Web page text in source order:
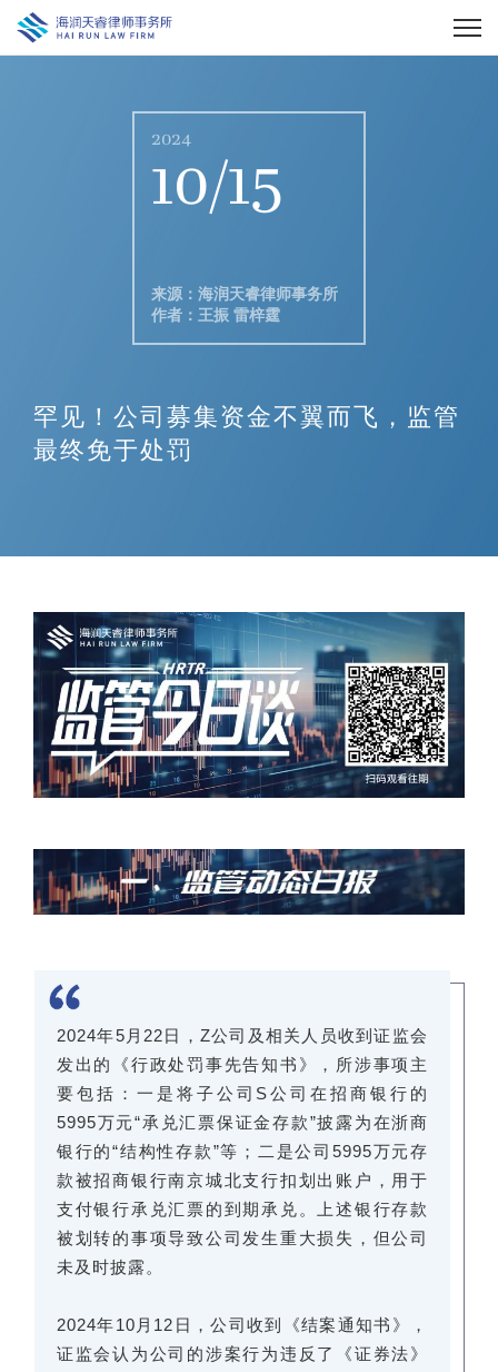
2024
10/15
来源：海润天睿律师事务所
作者：王振 雷梓霆
罕见！公司募集资金不翼而飞，监管
最终免于处罚
2024年5月22日，Z公司及相关人员收到证监会
发出的《行政处罚事先告知书》，所涉事项主
要包括：一是将子公司S公司在招商银行的
5995万元“承兑汇票保证金存款”披露为在浙商
银行的“结构性存款”等；二是公司5995万元存
款被招商银行南京城北支行扣划出账户，用于
支付银行承兑汇票的到期承兑。上述银行存款
被划转的事项导致公司发生重大损失，但公司
未及时披露。
2024年10月12日，公司收到《结案通知书》，
证监会认为公司的涉案行为违反了《证券法》